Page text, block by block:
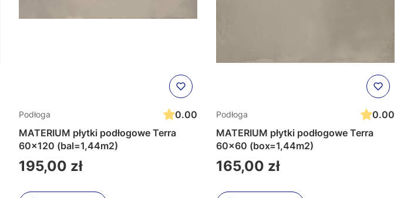
Podłoga
0.00
MATERIUM płytki podłogowe Terra
60x120 (bal=1,44m2)
Cena
195,00 zł
Podłoga
0.00
MATERIUM płytki podłogowe Terra
60x60 (box=1,44m2)
Cena
165,00 zł